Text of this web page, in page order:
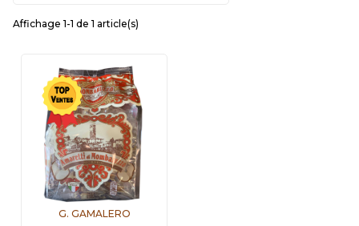
Affichage 1-1 de 1 article(s)
G. GAMALERO